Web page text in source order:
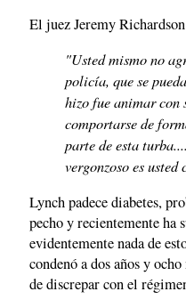
El juez Jeremy Richardson
"Usted mismo no
policía, que se
hizo fue animar con
comportarse de
parte de esta
vergonzoso es
Lynch padece diabetes,
pecho y recientemente
evidentemente nada de
condenó a dos años y
de discrepar con el